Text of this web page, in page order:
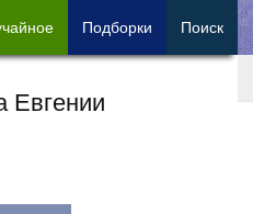
Евгении
Подборки Поиск